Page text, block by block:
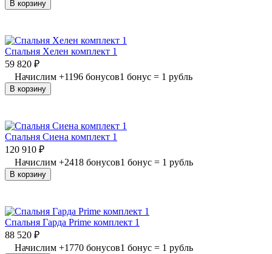
В корзину
Спальня Хелен комплект 1
59 820 ₽
Начислим +1196 бонусов1 бонус = 1 рубль
В корзину
Спальня Сиена комплект 1
120 910 ₽
Начислим +2418 бонусов1 бонус = 1 рубль
В корзину
Спальня Гарда Prime комплект 1
88 520 ₽
Начислим +1770 бонусов1 бонус = 1 рубль